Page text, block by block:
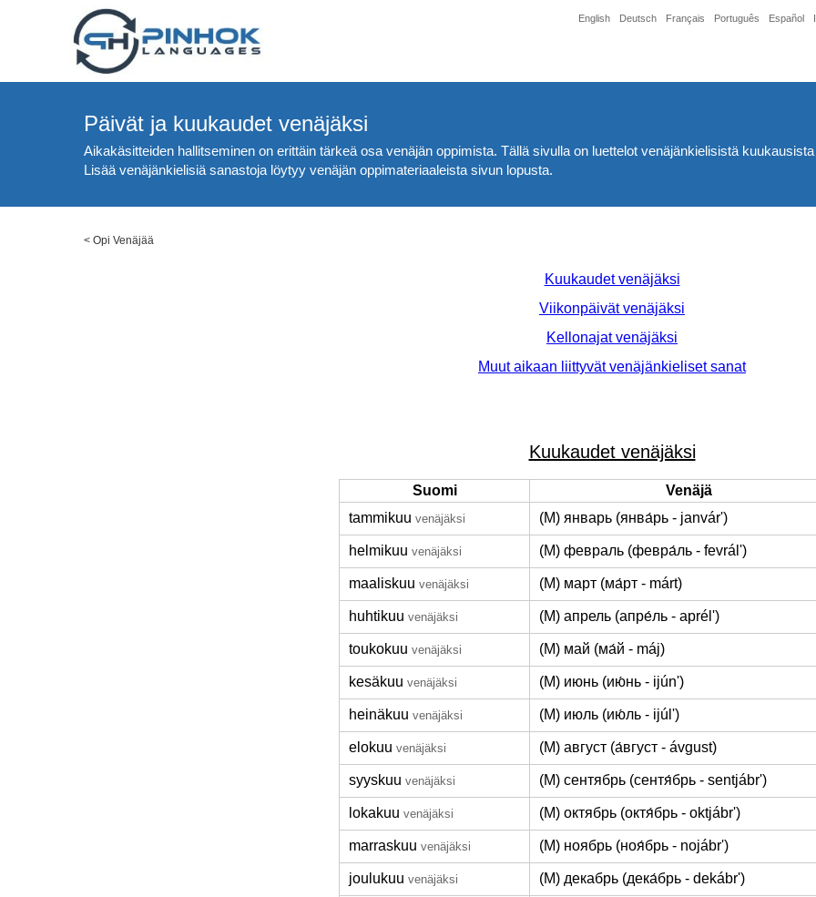
English Deutsch Français Português Español
Päivät ja kuukaudet venäjäksi
Aikakäsitteiden hallitseminen on erittäin tärkeä osa venäjän oppimista. Tällä sivulla on luettelot venäjänkielisistä
Lisää venäjänkielisiä sanastoja löytyy venäjän oppimateriaaleista sivun lopusta.
< Opi Venäjää
Kuukaudet venäjäksi
Viikonpäivät venäjäksi
Kellonajat venäjäksi
Muut aikaan liittyvät venäjänkieliset sanat
Kuukaudet venäjäksi
Suomi
Venäjä
tammikuu venäjäksi (M) январь (янва́рь - janvár')
helmikuu venäjäksi (M) февраль (февра́ль - fevrál')
maaliskuu venäjäksi (M) март (ма́рт - márt)
huhtikuu venäjäksi (M) апрель (апре́ль - aprél')
toukokuu venäjäksi (M) май (ма́й - máj)
kesäkuu venäjäksi (M) июнь (ию́нь - ijún')
heinäkuu venäjäksi (M) июль (ию́ль - ijúl')
elokuu venäjäksi (M) август (а́вгуст - ávgust)
syyskuu venäjäksi (M) сентябрь (сентя́брь - sentjábr')
lokakuu venäjäksi (M) октябрь (октя́брь - oktjábr')
marraskuu venäjäksi (M) ноябрь (ноя́брь - nojábr')
joulukuu venäjäksi (M) декабрь (дека́брь - dekábr')